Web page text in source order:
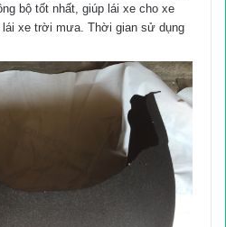
bộ tốt nhất, giúp lái xe cho xe
lái xe trời mưa. Thời gian sử dụng